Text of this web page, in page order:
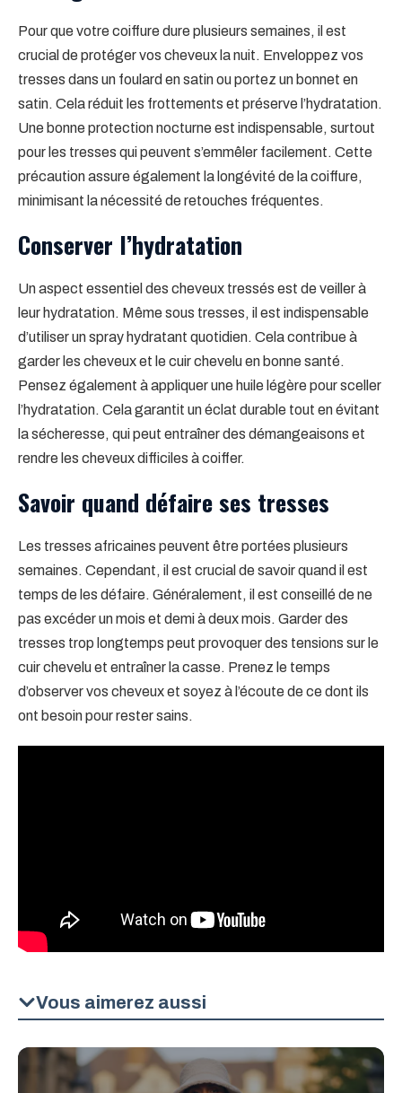
Pour que votre coiffure dure plusieurs semaines, il est
crucial de protéger vos cheveux la nuit. Enveloppez vos
tresses dans un foulard en satin ou portez un bonnet en
satin. Cela réduit les frottements et préserve l’hydratation.
Une bonne protection nocturne est indispensable, surtout
pour les tresses qui peuvent s’emmêler facilement. Cette
précaution assure également la longévité de la coiffure,
minimisant la nécessité de retouches fréquentes.
Conserver l’hydratation
Un aspect essentiel des cheveux tressés est de veiller à
leur hydratation. Même sous tresses, il est indispensable
d’utiliser un spray hydratant quotidien. Cela contribue à
garder les cheveux et le cuir chevelu en bonne santé.
Pensez également à appliquer une huile légère pour sceller
l’hydratation. Cela garantit un éclat durable tout en évitant
la sécheresse, qui peut entraîner des démangeaisons et
rendre les cheveux difficiles à coiffer.
Savoir quand défaire ses tresses
Les tresses africaines peuvent être portées plusieurs
semaines. Cependant, il est crucial de savoir quand il est
temps de les défaire. Généralement, il est conseillé de ne
pas excéder un mois et demi à deux mois. Garder des
tresses trop longtemps peut provoquer des tensions sur le
cuir chevelu et entraîner la casse. Prenez le temps
d’observer vos cheveux et soyez à l’écoute de ce dont ils
ont besoin pour rester sains.
Vous aimerez aussi